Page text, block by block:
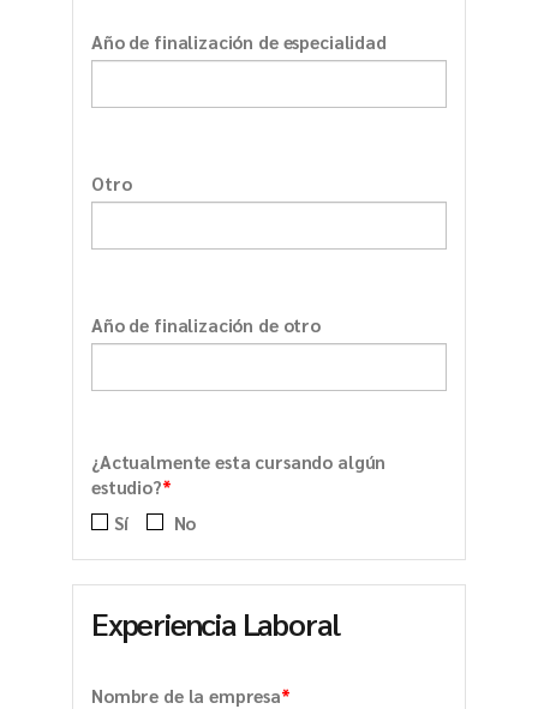
Año de finalización de especialidad
Otro
Año de finalización de otro
¿Actualmente esta cursando algún
estudio?*
Sí No
Experiencia Laboral
Nombre de la empresa*